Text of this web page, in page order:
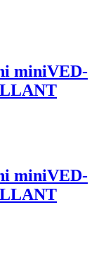
miniVED-
miniVED-